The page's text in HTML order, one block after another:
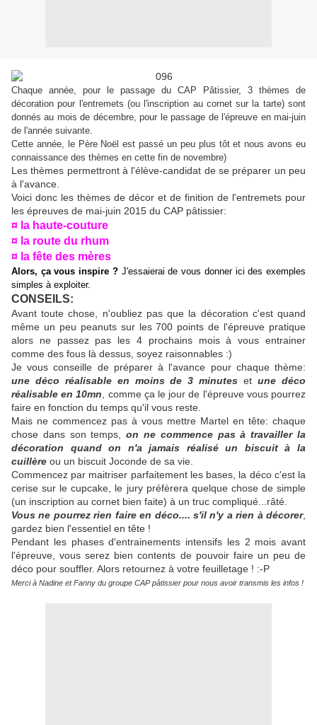
Chaque année, pour le passage du CAP Pâtissier, 3 thèmes de
décoration pour l'entremets (ou l'inscription au cornet sur la tarte) sont
donnés au mois de décembre, pour le passage de l'épreuve en mai-juin
de l'année suivante.
Cette année, le Père Noël est passé un peu plus tôt et nous avons eu
connaissance des thèmes en cette fin de novembre)
Les thèmes permettront à l'élève-candidat de se préparer un peu
à l'avance.
Voici donc les thèmes de décor et de finition de l'entremets pour
les épreuves de mai-juin 2015 du CAP pâtissier:
¤ la haute-couture
¤ la route du rhum
¤ la fête des mères
Alors, ça vous inspire ?J'essaierai de vous donner ici des exemples
simples à exploiter.
CONSEILS:
Avant toute chose, n'oubliez pas que la décoration c'est quand
même un peu peanuts sur les 700 points de l'épreuve pratique
alors ne passez pas les 4 prochains mois à vous entrainer
comme des fous là dessus, soyez raisonnables :)
Je vous conseille de préparer à l'avance pour chaque thème:
une déco réalisable en moins de 3 minutes etune déco
réalisable en 10mn , comme ça le jour de l'épreuve vous pourrez
faire en fonction du temps qu'il vous reste.
Mais ne commencez pas à vous mettre Martel en tête: chaque
chose dans son temps,on ne commence pas à travailler la
décoration quand on n'a jamais réalisé un biscuit à la
cuillère ou un biscuit Joconde de sa vie.
Commencez par maitriser parfaitement les bases, la déco c'est la
cerise sur le cupcake, le jury préfèrera quelque chose de simple
(un inscription au cornet bien faite) à un truc compliqué...râté.
Vous ne pourrez rien faire en déco.... s'il n'y a rien à décorer,
gardez bien l'essentiel en tête !
Pendant les phases d'entrainements intensifs les 2 mois avant
l'épreuve, vous serez bien contents de pouvoir faire un peu de
déco pour souffler. Alors retournez à votre feuilletage ! :-P
Merci à Nadine et Fanny du groupe CAP pâtissier pour nous avoir transmis les infos !